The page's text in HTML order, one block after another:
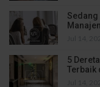
5
Terbaik